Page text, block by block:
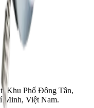
Khu Phố Đông Tân,
Minh, Việt Nam.